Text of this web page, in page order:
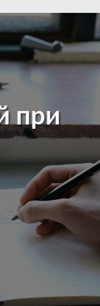
при